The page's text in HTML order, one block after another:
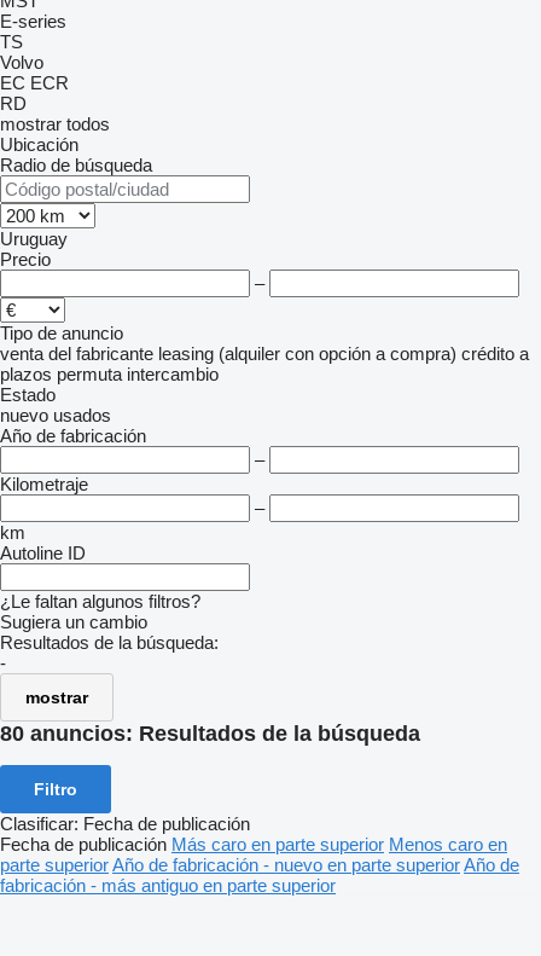
E-series
TS
Volvo
EC ECR
RD
mostrar todos
Ubicación
Radio de búsqueda
Uruguay
Precio
–
Tipo de anuncio
venta del fabricante leasing (alquiler con opción a compra) crédito a
plazos permuta intercambio
Estado
nuevo usados
Año de fabricación
–
Kilometraje
–
km
Autoline ID
¿Le faltan algunos filtros?
Sugiera un cambio
Resultados de la búsqueda:
-
mostrar
80 anuncios: Resultados de la búsqueda
Filtro
Clasificar: Fecha de publicación
Fecha de publicación Más caro en parte superior Menos caro en
parte superiorAño de fabricación - nuevo en parte superiorAño de
fabricación - más antiguo en parte superior